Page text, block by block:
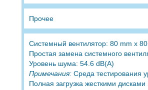
Прочее
Системный вентилятор: 80 mm x
Простая замена системного
Уровень шума: 54.6 dB(A)
Примечания:Среда тестирования
Полная загрузка жесткими